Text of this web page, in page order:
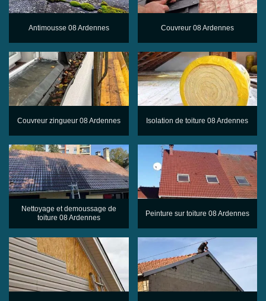
Antimousse 08 Ardennes Couvreur 08 Ardennes
Couvreur zingueur 08 Ardennes Isolation de toiture 08 Ardennes
Nettoyage et demoussage de
toiture 08 Ardennes
Peinture sur toiture 08 Ardennes